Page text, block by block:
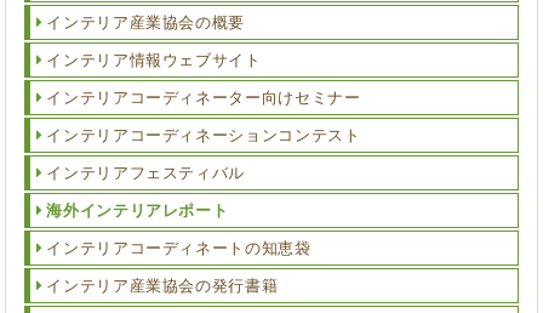
インテリア産業協会の概要
インテリア情報ウェブサイト
インテリアコーディネーター向けセミナー
インテリアコーディネーションコンテスト
インテリアフェスティバル
海外インテリアレポート
インテリアコーディネートの知恵袋
インテリア産業協会の発行書籍